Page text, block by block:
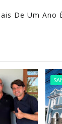
De Um Ano